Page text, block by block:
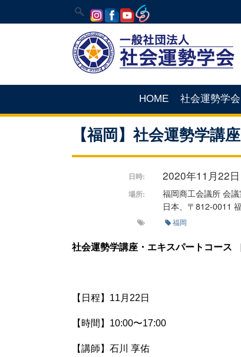
HOME 社会運勢学
【福岡】社会運勢学
日時: 2020年11月22
場所:
福岡商工会議所 会議
日本、〒812-0011
福岡
社会運勢学講座・エキスパートコース
【日程】11月22日
【時間】10:00〜17:00
【講師】石川 享佑